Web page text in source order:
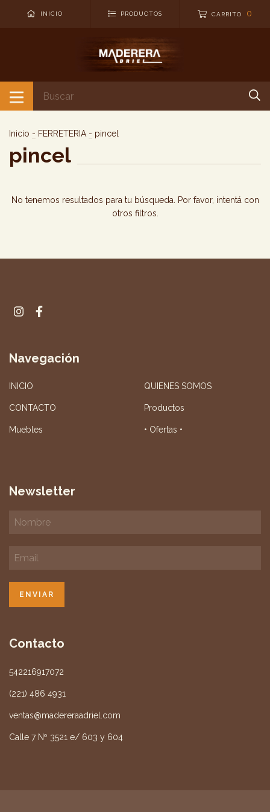
INICIO PRODUCTOS CARRITO 0
Inicio - FERRETERIA - pincel
pincel
No tenemos resultados para tu búsqueda. Por favor, intentá con
otros filtros.
Navegación
INICIO QUIENES SOMOS
CONTACTO Productos
Muebles • Ofertas •
Newsletter
Contacto
542216917072
(221) 486 4931
ventas@madereraadriel.com
Calle 7 Nº 3521 e/ 603 y 604